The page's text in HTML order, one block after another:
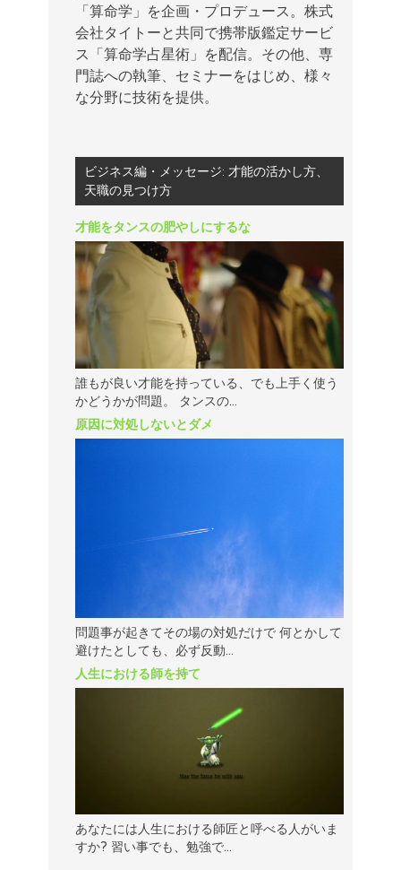
「算命学」を企画・プロデュース。株式
会社タイトーと共同で携帯版鑑定サービ
ス「算命学占星術」を配信。その他、専
門誌への執筆、セミナーをはじめ、様々
な分野に技術を提供。
ビジネス編・メッセージ: 才能の活かし方、
天職の見つけ方
才能をタンスの肥やしにするな
誰もが良い才能を持っている、でも上手く使う
かどうかが問題。 タンスの...
原因に対処しないとダメ
問題事が起きてその場の対処だけで 何とかして
避けたとしても、必ず反動...
人生における師を持て
あなたには人生における師匠と呼べる人がいま
すか? 習い事でも、勉強で...